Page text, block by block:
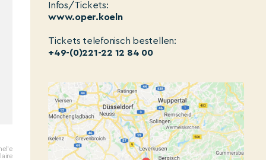
Infos/Tickets:
www.oper.koeln
Tickets telefonisch bestellen:
+49-(0)221-22 12 84 00